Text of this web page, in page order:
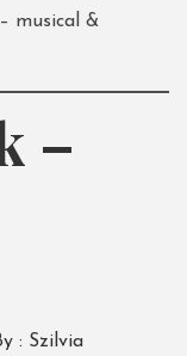
musical &
–
: Szilvia